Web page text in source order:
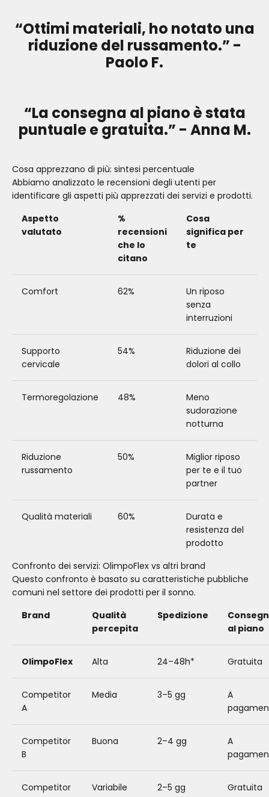
“Ottimi materiali, ho notato una
riduzione del russamento.” -
Paolo F.
“La consegna al piano è stata
puntuale e gratuita.” - Anna M.
Cosa apprezzano di più: sintesi percentuale
Abbiamo analizzato le recensioni degli utenti per
identificare gli aspetti più apprezzati dei servizi e prodotti.
Aspetto
valutato
%
recensioni
che lo
citano
Cosa
significa per
te
Comfort 62%
Un riposo
senza
interruzioni
Supporto
cervicale
54%
Riduzione dei
dolori al collo
Termoregolazione 48%
Meno
sudorazione
notturna
Riduzione
russamento
50%
Miglior riposo
per te e il tuo
partner
Qualità materiali 60%
Durata e
resistenza del
prodotto
Confronto dei servizi: OlimpoFlex vs altri brand
Questo confronto è basato su caratteristiche pubbliche
comuni nel settore dei prodotti per il sonno.
Brand
Qualità
percepita
Spedizione
al piano
OlimpoFlex Alta 24–48h* Gratuita
Competitor
A
Media 3–5 gg
A
Competitor
B
Buona 2–4 gg
A
Competitor
Variabile 2–5 gg Gratuita